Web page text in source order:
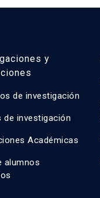
y
de investigación
de investigación
Académicas
alumnos